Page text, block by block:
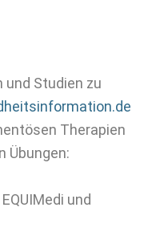
Studien zu
Therapien
Übungen:
und